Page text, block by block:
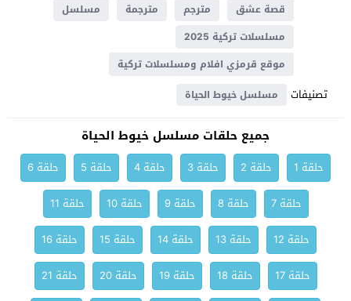
قصة عشق
مترجم مترجمة
مسلسل
مسلسلات تركية 2025
موقع قرمزي افلام ومسلسلات تركية
تصنيفات مسلسل خيوط الحياة
جميع حلقات مسلسل خيوط الحياة
حلقة 1 حلقة 2 حلقة 3 حلقة 4 حلقة 5
حلقة 6
حلقة 7
حلقة 8 حلقة 9 حلقة 10
حلقة 11
حلقة 12
حلقة 13 حلقة 14 حلقة 15
حلقة 16
حلقة 17
حلقة 18 حلقة 19 حلقة 20
حلقة 21